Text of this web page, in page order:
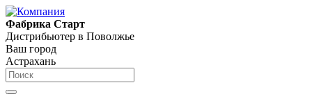
Фабрика Старт
Дистрибьютер в Поволжье
Ваш город
Астрахань